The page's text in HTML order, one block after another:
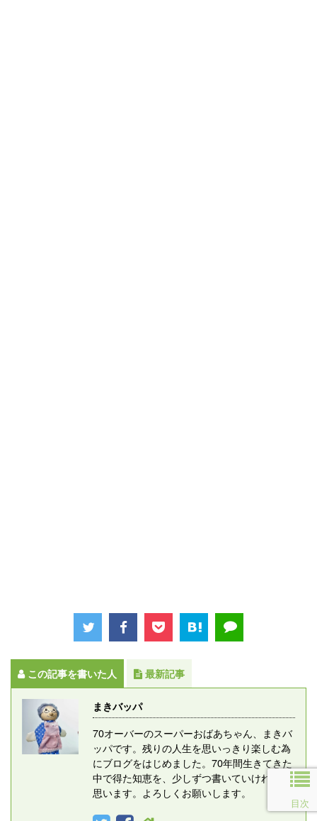
目次
この記事を書いた人 最新記事
まきバッパ
70オーバーのスーパーおばあちゃん、まきバ
ッパです。残りの人生を思いっきり楽しむ為
にブログをはじめました。70年間生きてきた
中で得た知恵を、少しずつ書いていければと
思います。よろしくお願いします。